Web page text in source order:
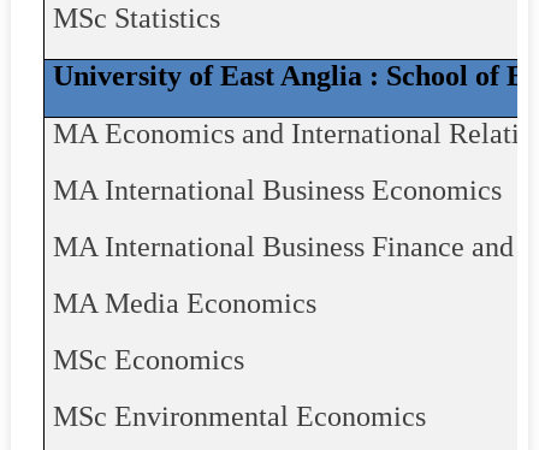
MSc Statistics
University of East Anglia : School of
MA Economics and International
MA International Business Economics
MA International Business Finance and
MA Media Economics
MSc Economics
MSc Environmental Economics